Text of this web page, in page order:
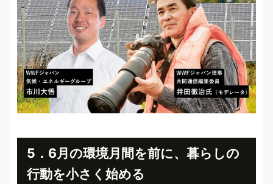
5．6月の環境月間を前に、暮らしの
行動を小さく始める